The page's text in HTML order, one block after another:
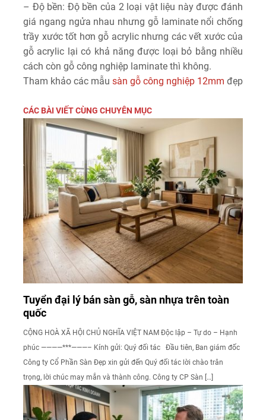
– Độ bền: Độ bền của 2 loại vật liệu này được đánh
giá ngang ngửa nhau nhưng gỗ laminate nổi chống
trầy xước tốt hơn gỗ acrylic nhưng các vết xước của
gỗ acrylic lại có khả năng được loại bỏ bằng nhiều
cách còn gỗ công nghiệp laminate thì không.
Tham khảo các mẫu sàn gỗ công nghiệp 12mm đẹp
CÁC BÀI VIẾT CÙNG CHUYÊN MỤC
Tuyển đại lý bán sàn gỗ, sàn nhựa trên toàn
quốc
CỘNG HOÀ XÃ HỘI CHỦ NGHĨA VIỆT NAM Độc lập – Tự do – Hạnh
phúc ————***———– Kính gửi: Quý đối tác Đầu tiên, Ban giám đốc
Công ty Cổ Phần Sàn Đẹp xin gửi đến Quý đối tác lời chào trân
trọng, lời chúc may mắn và thành công. Công ty CP Sàn […]